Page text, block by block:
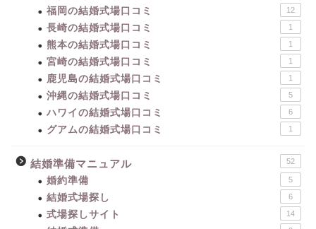
福岡の結婚式場口コミ 12
長崎の結婚式場口コミ 1
熊本の結婚式場口コミ 1
宮崎の結婚式場口コミ 1
鹿児島の結婚式場口コミ 1
沖縄の結婚式場口コミ 5
ハワイの結婚式場口コミ 6
グアムの結婚式場口コミ 1
結婚準備マニュアル 52
婚約準備 5
結婚式場探し 6
式場探しサイト 14